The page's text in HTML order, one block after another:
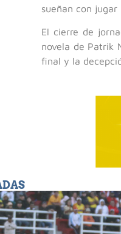
sueñan con jugar
El cierre de
novela de Patrik
final y la